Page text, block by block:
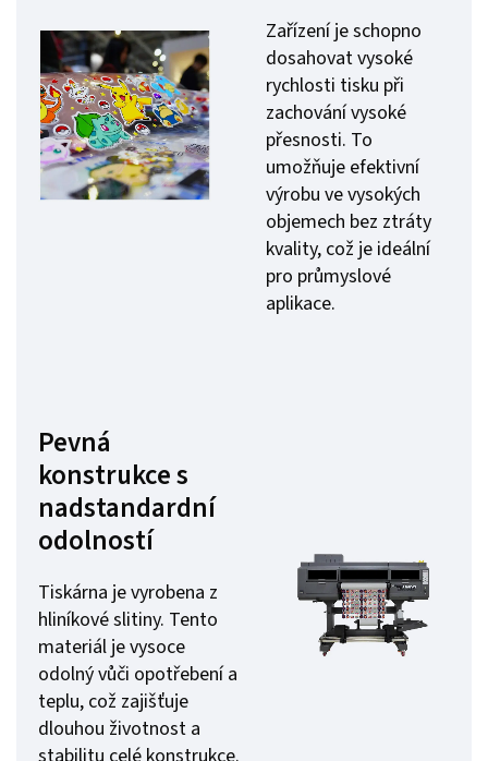
Zařízení je schopno
dosahovat vysoké
rychlosti tisku při
zachování vysoké
přesnosti. To
umožňuje efektivní
výrobu ve vysokých
objemech bez ztráty
kvality, což je ideální
pro průmyslové
aplikace.
Pevná
konstrukce s
nadstandardní
odolností
Tiskárna je vyrobena z
hliníkové slitiny. Tento
materiál je vysoce
odolný vůči opotřebení a
teplu, což zajišťuje
dlouhou životnost a